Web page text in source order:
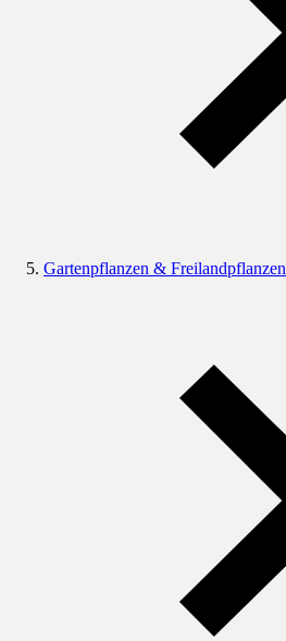
Gartenpflanzen & Freilandpflanzen